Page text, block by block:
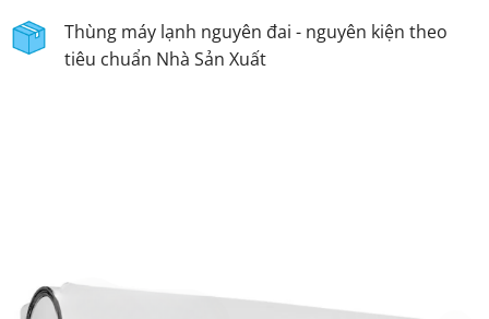
Thùng máy lạnh nguyên đai - nguyên kiện theo
tiêu chuẩn Nhà Sản Xuất